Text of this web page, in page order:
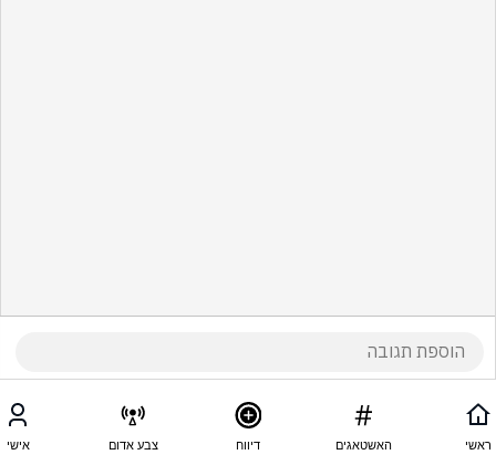
ראשי האשטאגים דיווח צבע אדום אישי